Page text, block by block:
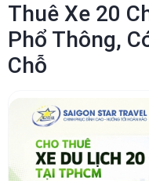
Thuê Xe 20
Phổ Thông,
Chỗ